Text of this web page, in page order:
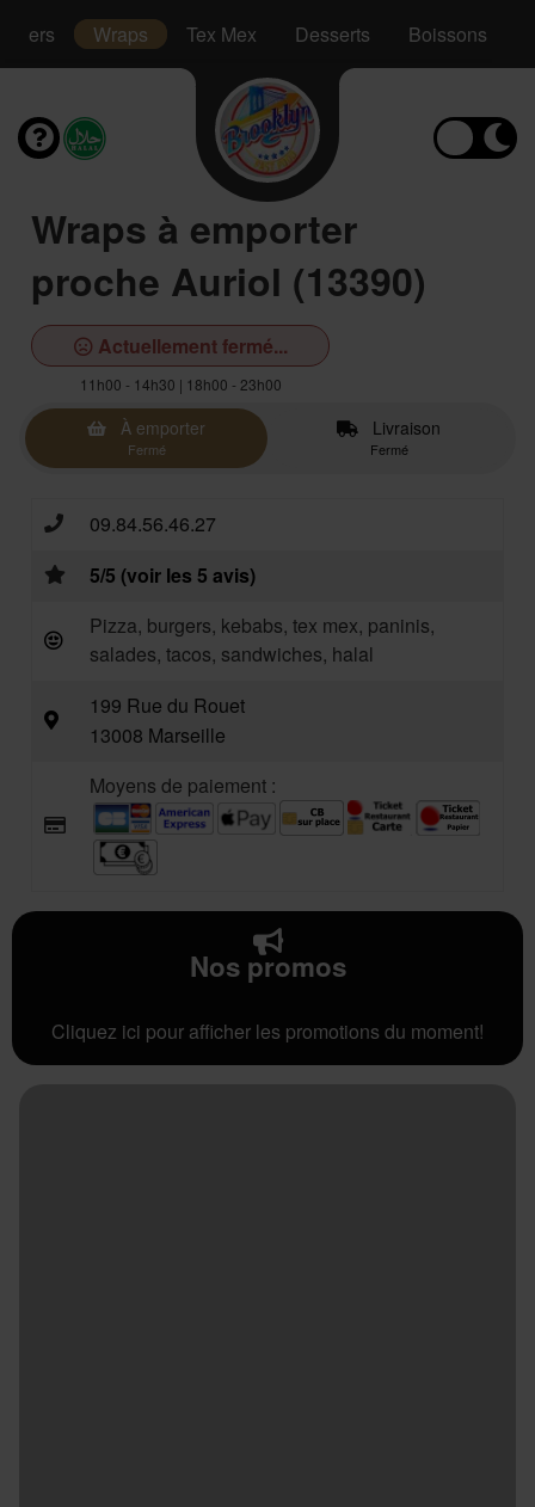
Wraps Tex Mex Desserts Boissons
Wraps à emporter
proche Auriol (13390)
Actuellement fermé...
11h00 - 14h30 | 18h00 - 23h00
À emporter
Fermé
Livraison
Fermé
09.84.56.46.27
5/5 (voir les 5 avis)
Pizza, burgers, kebabs, tex mex, paninis,
salades, tacos, sandwiches, halal
199 Rue du Rouet
13008 Marseille
Moyens de paiement :
Nos promos
Cliquez ici pour afficher les promotions du moment!